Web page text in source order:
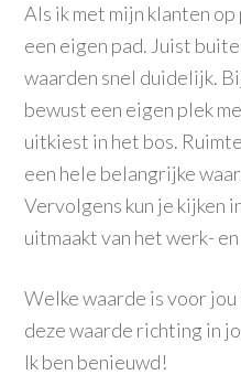
Als ik met mijn klanten
een eigen pad. Juist
waarden snel duidelijk.
bewust een eigen plek
uitkiest in het bos.
een hele belangrijke
Vervolgens kun je kijken
uitmaakt van het werk-
Welke waarde is voor
deze waarde richting in
Ik ben benieuwd!